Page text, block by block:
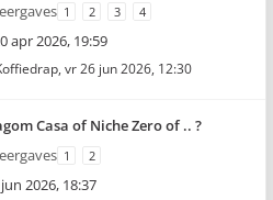
1 2 3 4
apr 2026, 19:59
, vr 26 jun 2026, 12:30
Casa of Niche Zero of .. ?
1 2
2026, 18:37